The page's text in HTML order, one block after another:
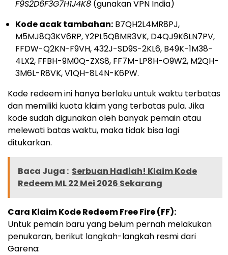
F9S2D6F3G7H1J4K8 (gunakan VPN India)
Kode acak tambahan: B7QH2L4MR8PJ,
M5MJ8Q3KV6RP, Y2PL5Q8MR3VK, D4QJ9K6LN7PV,
FFDW-Q2KN-F9VH, 432J-SD9S-2KL6, B49K-1M38-
4LX2, FFBH-9M0Q-ZXS8, FF7M-LP8H-O9W2, M2QH-
3M6L-R8VK, V1QH-8L4N-K6PW.
Kode redeem ini hanya berlaku untuk waktu terbatas
dan memiliki kuota klaim yang terbatas pula. Jika
kode sudah digunakan oleh banyak pemain atau
melewati batas waktu, maka tidak bisa lagi
ditukarkan.
Baca Juga : Serbuan Hadiah! Klaim Kode
Redeem ML 22 Mei 2026 Sekarang
Cara Klaim Kode Redeem Free Fire (FF):
Untuk pemain baru yang belum pernah melakukan
penukaran, berikut langkah-langkah resmi dari
Garena: